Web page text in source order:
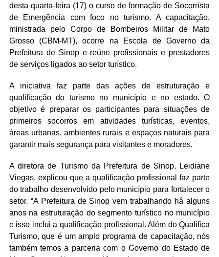
desta quarta-feira (17) o curso de formação de Socorrista
de Emergência com foco no turismo. A capacitação,
ministrada pelo Corpo de Bombeiros Militar de Mato
Grosso (CBM-MT), ocorre na Escola de Governo da
Prefeitura de Sinop e reúne profissionais e prestadores
de serviços ligados ao setor turístico.
A iniciativa faz parte das ações de estruturação e
qualificação do turismo no município e no estado. O
objetivo é preparar os participantes para situações de
primeiros socorros em atividades turísticas, eventos,
áreas urbanas, ambientes rurais e espaços naturais para
garantir mais segurança para visitantes e moradores.
A diretora de Turismo da Prefeitura de Sinop, Leidiane
Viegas, explicou que a qualificação profissional faz parte
do trabalho desenvolvido pelo município para fortalecer o
setor. “A Prefeitura de Sinop vem trabalhando há alguns
anos na estruturação do segmento turístico no município
e isso inclui a qualificação profissional. Além do Qualifica
Turismo, que é um amplo programa de capacitação, nós
também temos a parceria com o Governo do Estado de